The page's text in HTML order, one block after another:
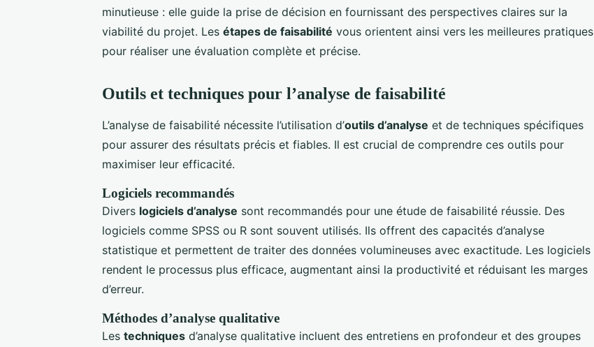
minutieuse : elle guide la prise de décision en fournissant des perspectives claires sur la
viabilité du projet. Les étapes de faisabilité vous orientent ainsi vers les meilleures pratiques
pour réaliser une évaluation complète et précise.
Outils et techniques pour l’analyse de faisabilité
L’analyse de faisabilité nécessite l’utilisation d’outils d’analyse et de techniques spécifiques
pour assurer des résultats précis et fiables. Il est crucial de comprendre ces outils pour
maximiser leur efficacité.
Logiciels recommandés
Divers logiciels d’analyse sont recommandés pour une étude de faisabilité réussie. Des
logiciels comme SPSS ou R sont souvent utilisés. Ils offrent des capacités d’analyse
statistique et permettent de traiter des données volumineuses avec exactitude. Les logiciels
rendent le processus plus efficace, augmentant ainsi la productivité et réduisant les marges
d’erreur.
Méthodes d’analyse qualitative
Les techniques d’analyse qualitative incluent des entretiens en profondeur et des groupes